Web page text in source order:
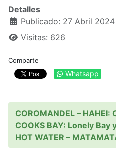
Detalles
Publicado: 27 Abril 2024
Visitas: 626
Comparte
Whatsapp
COROMANDEL – HAHEI:
COOKS BAY: Lonely Bay
HOT WATER –